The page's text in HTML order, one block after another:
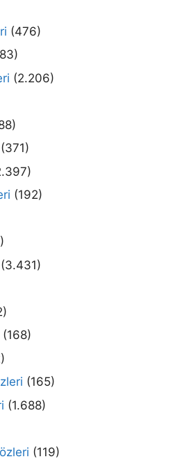
(476)
(2.206)
(371)
(192)
(3.431)
(168)
(165)
(1.688)
(119)